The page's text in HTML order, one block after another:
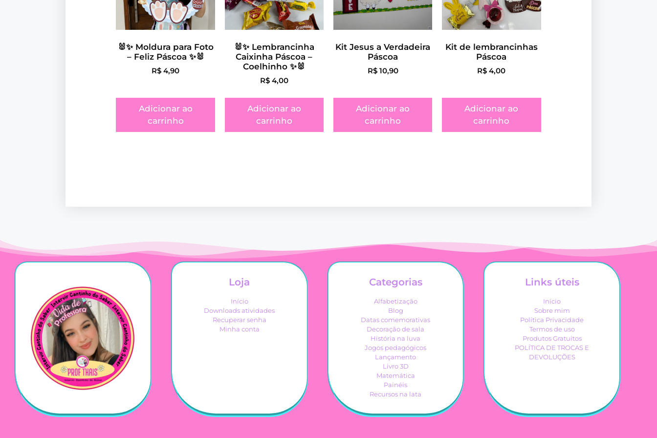
🐰✨ Moldura para Foto
– Feliz Páscoa ✨🐰
R$ 4,90
Adicionar ao
carrinho
🐰✨ Lembrancinha
Caixinha Páscoa –
Coelhinho ✨🐰
R$4,00
Adicionar ao
carrinho
Kit Jesus a Verdadeira
Páscoa
R$10,90
Adicionar ao
carrinho
Kit de lembrancinhas
Páscoa
R$ 4,00
Adicionar ao
carrinho
Loja
Início
Downloads atividades
Recuperar senha
Minha conta
Categorias
Alfabetização
Blog
Datas comemorativas
Decoração de sala
História na luva
Jogos pedagógicos
Lançamento
Livro 3D
Matemática
Painéis
Recursos na lata
Links úteis
Início
Sobre mim
Política Privacidade
Termos de uso
Produtos Gratuitos
POLÍTICA DE TROCAS E
DEVOLUÇÕES